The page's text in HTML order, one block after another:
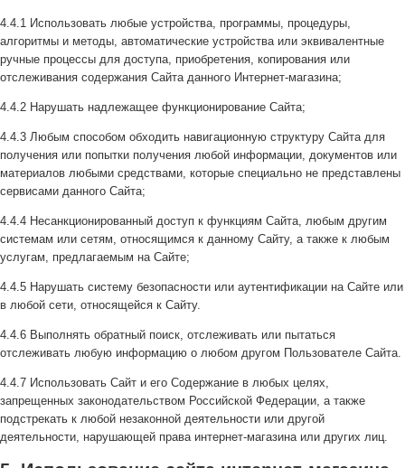
4.4.1 Использовать любые устройства, программы, процедуры,
алгоритмы и методы, автоматические устройства или эквивалентные
ручные процессы для доступа, приобретения, копирования или
отслеживания содержания Сайта данного Интернет-магазина;
4.4.2 Нарушать надлежащее функционирование Сайта;
4.4.3 Любым способом обходить навигационную структуру Сайта для
получения или попытки получения любой информации, документов или
материалов любыми средствами, которые специально не представлены
сервисами данного Сайта;
4.4.4 Несанкционированный доступ к функциям Сайта, любым другим
системам или сетям, относящимся к данному Сайту, а также к любым
услугам, предлагаемым на Сайте;
4.4.5 Нарушать систему безопасности или аутентификации на Сайте или
в любой сети, относящейся к Сайту.
4.4.6 Выполнять обратный поиск, отслеживать или пытаться
отслеживать любую информацию о любом другом Пользователе Сайта.
4.4.7 Использовать Сайт и его Содержание в любых целях,
запрещенных законодательством Российской Федерации, а также
подстрекать к любой незаконной деятельности или другой
деятельности, нарушающей права интернет-магазина или других лиц.